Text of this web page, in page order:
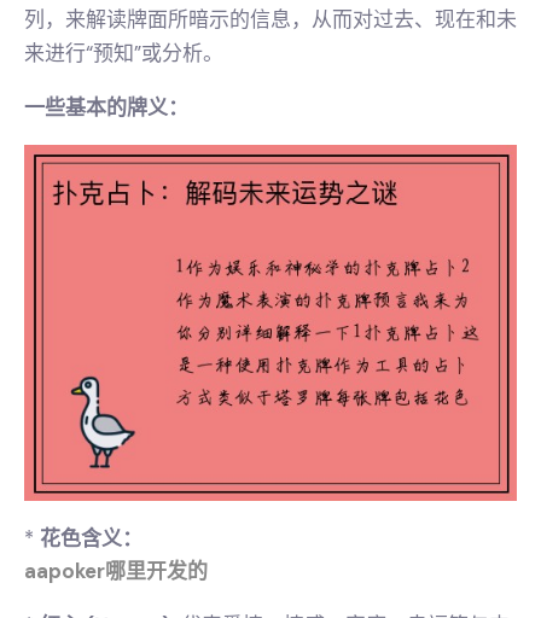
列，来解读牌面所暗示的信息，从而对过去、现在和未
来进行“预知”或分析。
一些基本的牌义：
* 花色含义：
aapoker哪里开发的